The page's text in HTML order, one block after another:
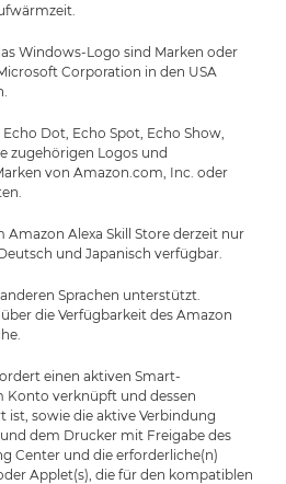
Windows-Logo sind Marken oder
Corporation in den USA
Dot, Echo Spot, Echo Show,
zugehörigen Logos und
von Amazon.com, Inc. oder
Alexa Skill Store derzeit nur
und Japanisch verfügbar.
Sprachen unterstützt.
die Verfügbarkeit des Amazon
einen aktiven Smart-
Konto verknüpft und dessen
ist, sowie die aktive Verbindung
dem Drucker mit Freigabe des
Center und die erforderliche(n)
Applet(s), die für den kompatiblen